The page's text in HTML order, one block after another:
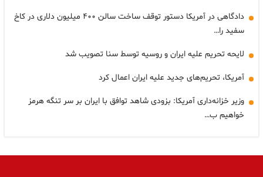
دادگاهی در آمریکا دستور توقف ساخت سالن ۴۰۰ میلیون دلاری در کاخ
سفید را…
لایحه تحریم علیه ایران و روسیه توسط سنا تصویب شد
آمریکا، تحریم‌های جدید علیه ایران اعمال کرد
وزیر خزانه‌داری آمریکا: بزودی شاهد توافق با ایران بر سر تنگه هرمز
خواهیم ب…